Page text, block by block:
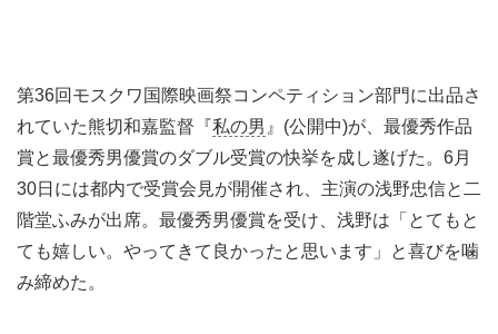
第36回モスクワ国際映画祭コンペティション部門に出品さ
れていた熊切和嘉監督『私の男 』(公開中)が、最優秀作品
賞と最優秀男優賞のダブル受賞の快挙を成し遂げた。6月
30日には都内で受賞会見が開催され、主演の浅野忠信と二
階堂ふみが出席。最優秀男優賞を受け、浅野は「とてもと
ても嬉しい。やってきて良かったと思います」と喜びを噛
み締めた。